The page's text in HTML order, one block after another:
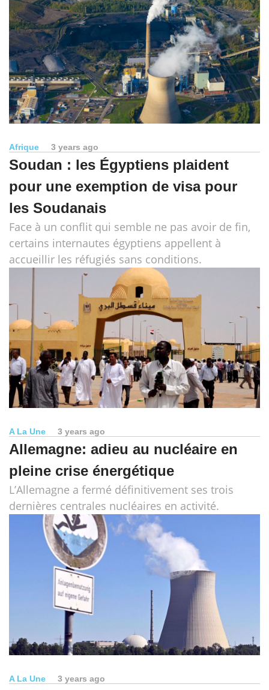
Afrique 3 years ago
Soudan : les Égyptiens plaident
pour une exemption de visa pour
les Soudanais
Face à un conflit qui semble ne pas avoir de fin,
certains internautes égyptiens appellent à
accueillir les réfugiés sans conditions.
A La Une 3 years ago
Allemagne: adieu au nucléaire en
pleine crise énergétique
L’Allemagne a fermé définitivement ses trois
dernières centrales nucléaires en activité.
A La Une 3 years ago